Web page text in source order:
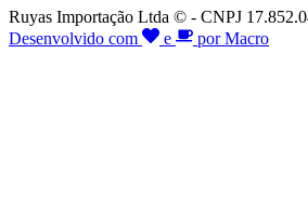
Ruyas Importação Ltda © - CNPJ
Desenvolvido com
e por Macro